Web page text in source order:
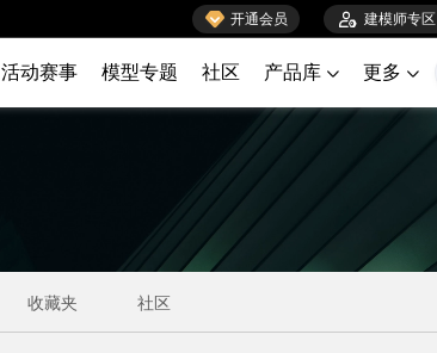
 开通会员  建模师专区
活动赛事 模型专题 社区 产品库  更多 